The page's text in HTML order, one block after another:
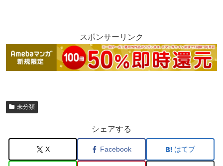
スポンサーリンク
未分類
シェアする
X Facebook はてブ